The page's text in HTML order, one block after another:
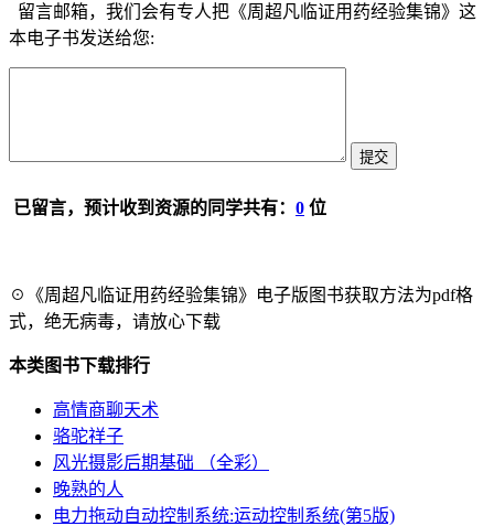
留言邮箱，我们会有专人把《周超凡临证用药经验集锦》这
本电子书发送给您:
已留言，预计收到资源的同学共有： 0 位
☉《周超凡临证用药经验集锦》电子版图书获取方法为pdf格
式，绝无病毒，请放心下载
本类图书下载排行
高情商聊天术
骆驼祥子
风光摄影后期基础 （全彩）
晚熟的人
电力拖动自动控制系统:运动控制系统(第5版)